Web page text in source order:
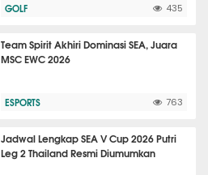
GOLF 435
Team Spirit Akhiri Dominasi SEA, Juara
MSC EWC 2026
ESPORTS 763
Jadwal Lengkap SEA V Cup 2026 Putri
Leg 2 Thailand Resmi Diumumkan